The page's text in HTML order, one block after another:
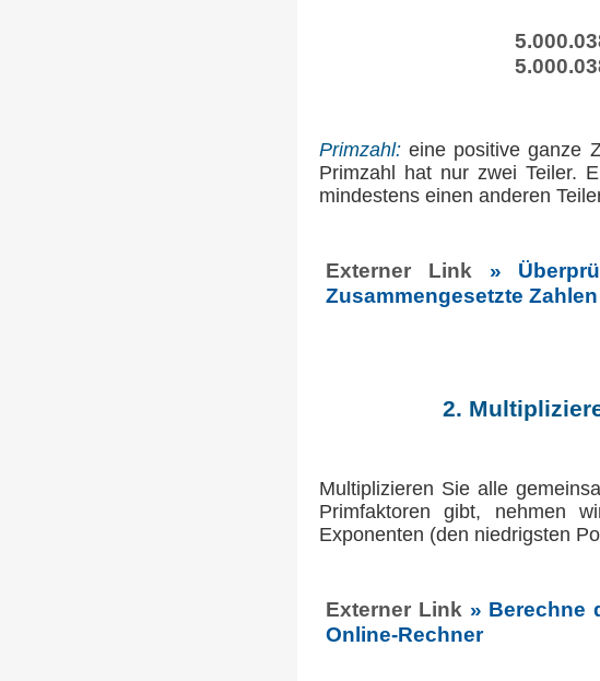
Primzahl: eine positive ganze
Primzahl hat nur zwei Teiler.
mindestens einen anderen
Externer Link »
Zusammengesetzte
2.
Multiplizieren Sie alle
Primfaktoren gibt, nehmen
Exponenten (den niedrigsten
Externer Link » Berechne
Online-Rechner